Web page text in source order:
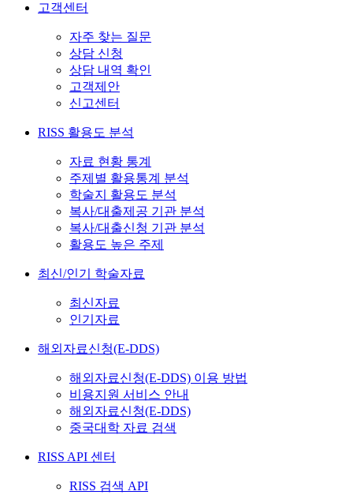
고객센터
자주 찾는 질문
상담 신청
상담 내역 확인
고객제안
신고센터
RISS 활용도 분석
자료 현황 통계
주제별 활용통계 분석
학술지 활용도 분석
복사/대출제공 기관 분석
복사/대출신청 기관 분석
활용도 높은 주제
최신/인기 학술자료
최신자료
인기자료
해외자료신청(E-DDS)
해외자료신청(E-DDS) 이용 방법
비용지원 서비스 안내
해외자료신청(E-DDS)
중국대학 자료 검색
RISS API 센터
RISS 검색 API